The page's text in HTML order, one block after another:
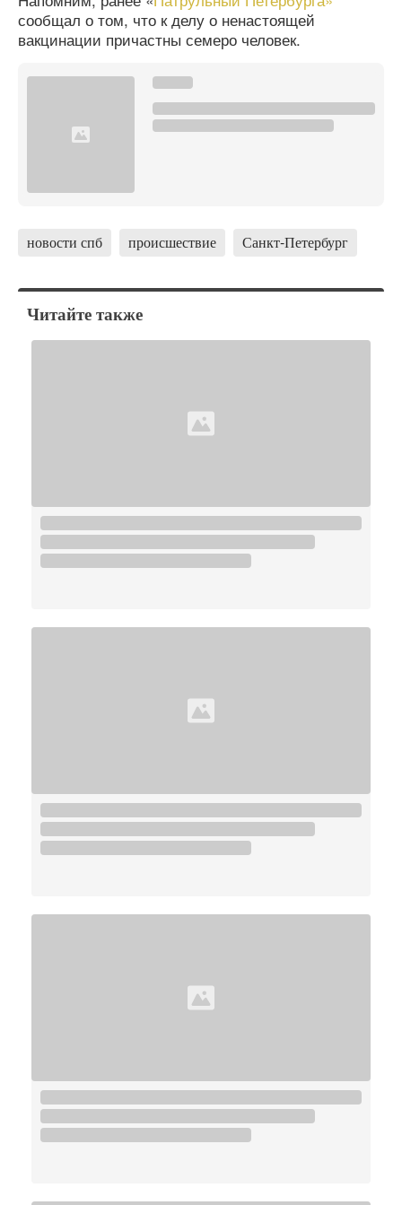
сообщал о том, что к делу о ненастоящей
вакцинации причастны семеро человек.
новости спб происшествие Санкт-Петербург
Читайте также